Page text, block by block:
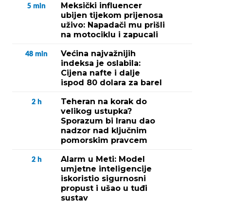
5 min
Meksički influencer
ubijen tijekom prijenosa
uživo: Napadači mu prišli
na motociklu i zapucali
48 min
Većina najvažnijih
indeksa je oslabila:
Cijena nafte i dalje
ispod 80 dolara za barel
2 h
Teheran na korak do
velikog ustupka?
Sporazum bi Iranu dao
nadzor nad ključnim
pomorskim pravcem
2 h
Alarm u Meti: Model
umjetne inteligencije
iskoristio sigurnosni
propust i ušao u tuđi
sustav